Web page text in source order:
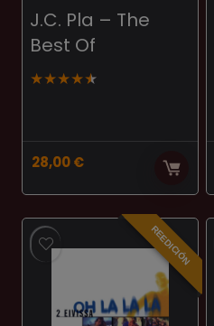
J.C. Pla – The
Best Of
★★★★★
28,00€
REEDICIÓN